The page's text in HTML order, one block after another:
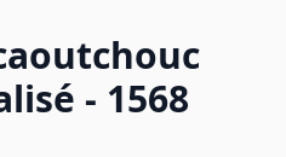
- 1568